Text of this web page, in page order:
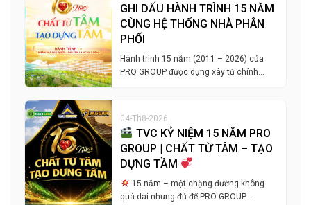
GHI DẤU HÀNH TRÌNH 15 NĂM
CÙNG HỆ THỐNG NHÀ PHÂN
PHỐI
Hành trình 15 năm (2011 – 2026) của
PRO GROUP được dựng xây từ chính…
04-Th8-2026
TVC KỶ NIỆM 15 NĂM PRO
GROUP | CHẤT TỪ TÂM – TẠO
DỰNG TẦM
15 năm – một chặng đường không
quá dài nhưng đủ để PRO GROUP…